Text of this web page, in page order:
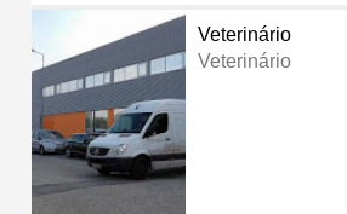
Veterinário
Veterinário